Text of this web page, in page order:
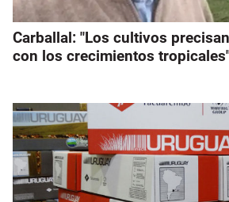
Carballal: "Los cultivos
con los crecimientos